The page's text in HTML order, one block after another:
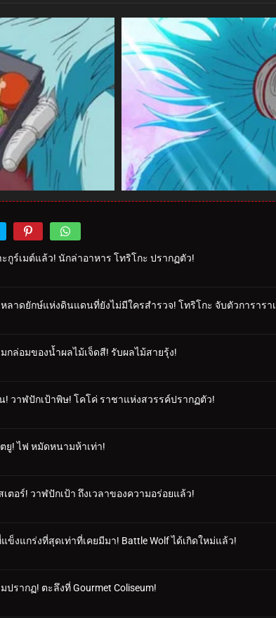
ะกูร์เมต์แล้ว! นักล่าอาหาร โทริโกะ ปรากฏตัว!
ลาดยักษ์แห่งดินแดนที่ยังไม่มีใครสำรวจ! โทริโกะ จับตัวการาราเ
กล่อมของน้ำผลไม้เจ็ดสี! รับผลไม้สายรุ้ง!
! วาฬปักเป้าพิษ! โคโค่ ราชาแห่งสวรรค์ปรากฏตัว!
ยู! ไฟ หมัดหนามห้าเท่า!
ตอร์! วาฬปักเป้า ถึงเวลาของความอร่อยแล้ว!
ข็งแกร่งที่สุดเท่าที่เคยมีมา! Battle Wolf ได้เกิดใหม่แล้ว!
ปรากฏ! ตะลึงที่ Gourmet Coliseum!